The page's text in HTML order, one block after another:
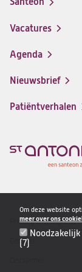
Om deze website
meer over ons
Noodzakelijk
(7)
(opent
in
nieuwe
Vacatures
(opent
in
nieuwe
Agenda
Nieuwsbrief
Patiëntverhalen
Disclaimer
navigatie
Privacy & veiligheid
Cookies